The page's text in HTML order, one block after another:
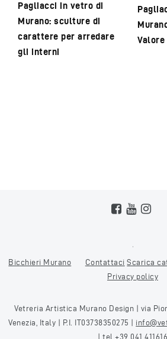
Pagliacci in vetro di
Murano: sculture di
carattere per arredare
gli interni
Bicchieri Murano Contattaci Scarica
Privacy policy
Vetreria Artistica Murano Design | via
Venezia, Italy | P.I. IT03738350275 |
| tel +39 041 411616